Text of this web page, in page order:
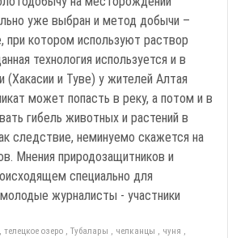
уже выбран и метод добычи –
при котором используют раствор
технология используется и в
(Хакасии и Туве) у жителей Алтая
может попасть в реку, а потом и в
гибель животных и растений в
следствие, неминуемо скажется на
Мнения природозащитников и
специально для
журналисты - участники
, телецкое озеро , Тубалары , челканцы , чуня ,